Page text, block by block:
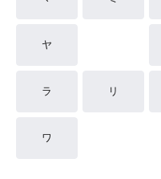
ヤ
ラ リ
ワ